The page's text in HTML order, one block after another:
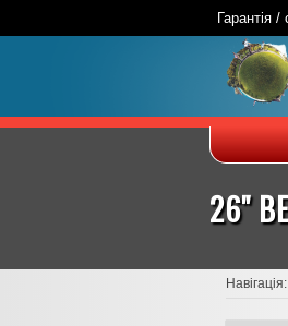
Гарантія /
26"
Навігація: